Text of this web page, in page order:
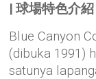
| 球場特色介紹
Blue Canyon
(dibuka 1991)
satunya